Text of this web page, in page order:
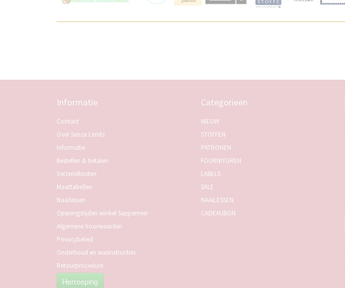
Informatie
Contact
Over Senza Limits
Informatie
Bestellen & betalen
Verzendkosten
Maattabellen
Naailessen
Openingstijden winkel Sappemeer
Algemene Voorwaarden
Privacybeleid
Onderhoud en wasinstructies
Retourprocedure
Herroeping
Categorieën
NIEUW
STOFFEN
PATRONEN
FOURNITUREN
LABELS
SALE
NAAILESSEN
CADEAUBON